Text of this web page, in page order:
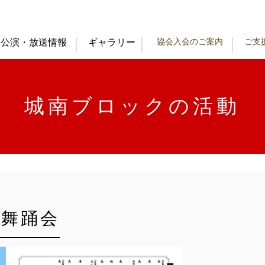
公演・放送情報 ギャラリー 協会入会のご案内 ご支
城南ブロックの活動
踊会